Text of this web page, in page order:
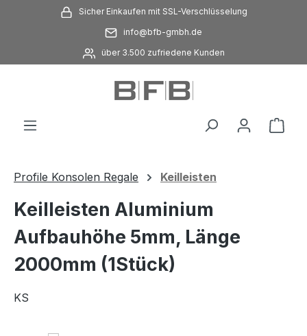
Zum Hauptinhalt springenSicher Einkaufen mit SSL-Verschlüsselung
info@bfb-gmbh.de
über 3.500 zufriedene Kunden
Profile Konsolen Regale Keilleisten
Keilleisten Aluminium
Aufbauhöhe 5mm, Länge
2000mm (1Stück)
KS